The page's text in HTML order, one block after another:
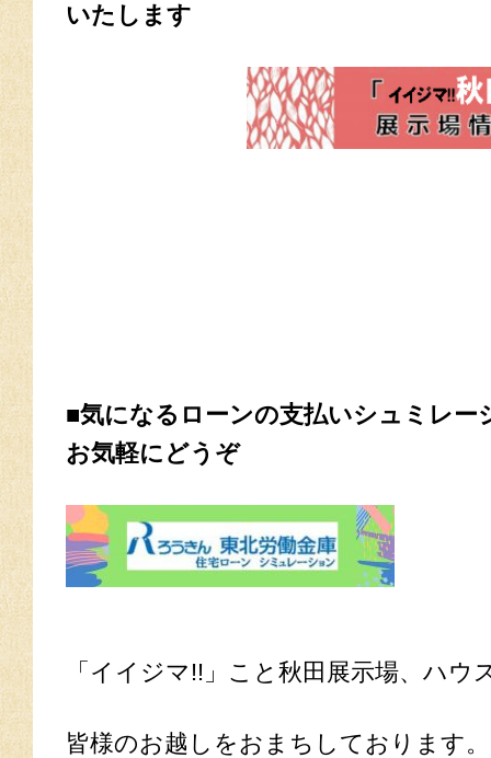
いたします
■気になるローンの支払いシュミレー
お気軽にどうぞ
「イイジマ!!」こと秋田展示場、ハウ
皆様のお越しをおまちしております。